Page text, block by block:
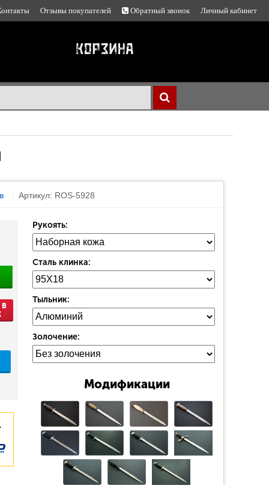
Отзывы покупателей Обратный звонок Личный кабинет
Артикул: ROS-5928
В
Рукоять:
Сталь клинка:
Тыльник:
Золочение:
Модификации